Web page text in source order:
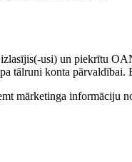
usi) un piekrītu
tālruni konta
mārketinga informāciju